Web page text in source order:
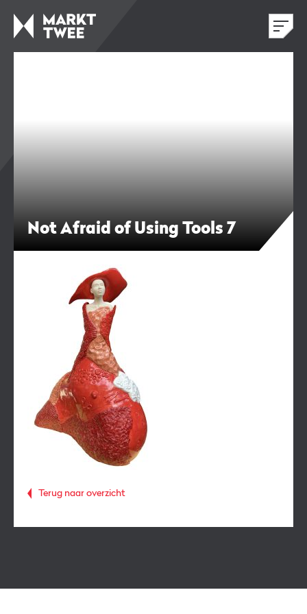
Not Afraid of Using Tools 7
Terug naar overzicht